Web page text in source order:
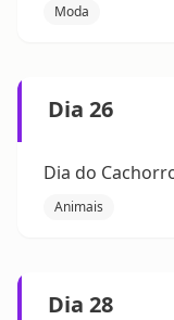
Moda
Dia 26
Dia do
Animais
Dia 28